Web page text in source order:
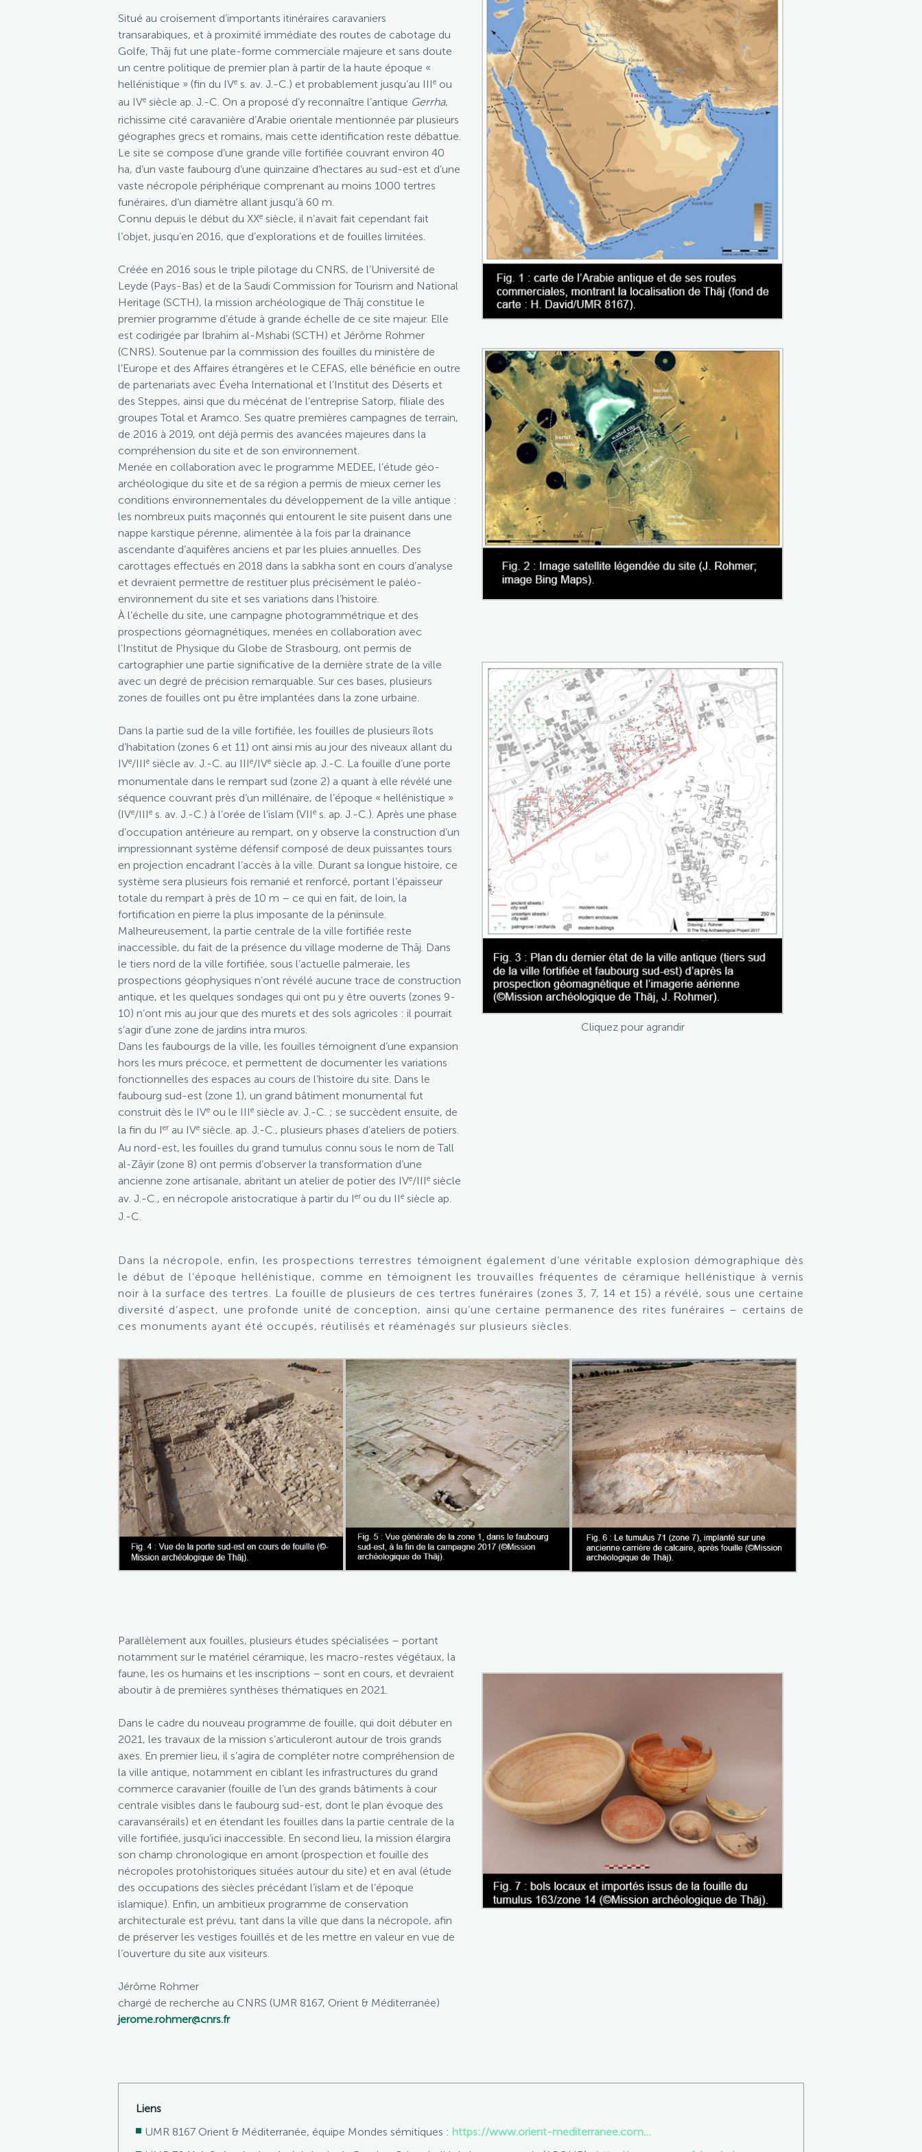
Situé au croisement d’importants itinéraires caravaniers
transarabiques, et à proximité immédiate des routes de cabotage du
Golfe, Thāj fut une plate-forme commerciale majeure et sans doute
un centre politique de premier plan à partir de la haute époque «
hellénistique » (fin du IVe s. av. J.-C.) et probablement jusqu’au IIIe ou
au IVe siècle ap. J.-C. On a proposé d’y reconnaître l’antique Gerrha,
richissime cité caravanière d’Arabie orientale mentionnée par plusieurs
géographes grecs et romains, mais cette identification reste débattue.
Le site se compose d’une grande ville fortifiée couvrant environ 40
ha, d’un vaste faubourg d’une quinzaine d’hectares au sud-est et d’une
vaste nécropole périphérique comprenant au moins 1000 tertres
funéraires, d’un diamètre allant jusqu’à 60 m.
Connu depuis le début du XXe siècle, il n’avait fait cependant fait
l’objet, jusqu’en 2016, que d’explorations et de fouilles limitées.
Créée en 2016 sous le triple pilotage du CNRS, de l’Université de
Leyde (Pays-Bas) et de la Saudi Commission for Tourism and National
Heritage (SCTH), la mission archéologique de Thāj constitue le
premier programme d’étude à grande échelle de ce site majeur. Elle
est codirigée par Ibrahim al-Mshabi (SCTH) et Jérôme Rohmer
(CNRS). Soutenue par la commission des fouilles du ministère de
l’Europe et des Affaires étrangères et le CEFAS, elle bénéficie en outre
de partenariats avec Éveha International et l’Institut des Déserts et
des Steppes, ainsi que du mécénat de l’entreprise Satorp, filiale des
groupes Total et Aramco. Ses quatre premières campagnes de terrain,
de 2016 à 2019, ont déjà permis des avancées majeures dans la
compréhension du site et de son environnement.
Menée en collaboration avec le programme MEDEE, l’étude géo-
archéologique du site et de sa région a permis de mieux cerner les
conditions environnementales du développement de la ville antique :
les nombreux puits maçonnés qui entourent le site puisent dans une
nappe karstique pérenne, alimentée à la fois par la drainance
ascendante d’aquifères anciens et par les pluies annuelles. Des
carottages effectués en 2018 dans la sabkha sont en cours d’analyse
et devraient permettre de restituer plus précisément le paléo-
environnement du site et ses variations dans l’histoire.
À l’échelle du site, une campagne photogrammétrique et des
prospections géomagnétiques, menées en collaboration avec
l’Institut de Physique du Globe de Strasbourg, ont permis de
cartographier une partie significative de la dernière strate de la ville
avec un degré de précision remarquable. Sur ces bases, plusieurs
zones de fouilles ont pu être implantées dans la zone urbaine.
Dans la partie sud de la ville fortifiée, les fouilles de plusieurs îlots
d’habitation (zones 6 et 11) ont ainsi mis au jour des niveaux allant du
IVe/IIIe siècle av. J.-C. au IIIe/IVe siècle ap. J.-C. La fouille d’une porte
monumentale dans le rempart sud (zone 2) a quant à elle révélé une
séquence couvrant près d’un millénaire, de l’époque « hellénistique »
(IVe/IIIe s. av. J.-C.) à l’orée de l’islam (VIIe s. ap. J.-C.). Après une phase
d’occupation antérieure au rempart, on y observe la construction d’un
impressionnant système défensif composé de deux puissantes tours
en projection encadrant l’accès à la ville. Durant sa longue histoire, ce
système sera plusieurs fois remanié et renforcé, portant l’épaisseur
totale du rempart à près de 10 m – ce qui en fait, de loin, la
fortification en pierre la plus imposante de la péninsule.
Malheureusement, la partie centrale de la ville fortifiée reste
inaccessible, du fait de la présence du village moderne de Thāj. Dans
le tiers nord de la ville fortifiée, sous l’actuelle palmeraie, les
prospections géophysiques n’ont révélé aucune trace de construction
antique, et les quelques sondages qui ont pu y être ouverts (zones 9-
10) n’ont mis au jour que des murets et des sols agricoles : il pourrait
s’agir d’une zone de jardins intra muros.
Dans les faubourgs de la ville, les fouilles témoignent d’une expansion
hors les murs précoce, et permettent de documenter les variations
fonctionnelles des espaces au cours de l’histoire du site. Dans le
faubourg sud-est (zone 1), un grand bâtiment monumental fut
construit dès le IVe ou le IIIe siècle av. J.-C. ; se succèdent ensuite, de
la fin du Ier au IVe siècle. ap. J.-C., plusieurs phases d’ateliers de potiers.
Au nord-est, les fouilles du grand tumulus connu sous le nom de Tall
al-Zāyir (zone 8) ont permis d’observer la transformation d’une
ancienne zone artisanale, abritant un atelier de potier des IVe/IIIe siècle
av. J.-C., en nécropole aristocratique à partir du Ier ou du IIe siècle ap.
J.-C.
Cliquez pour agrandir
Dans la nécropole, enfin, les prospections terrestres témoignent également d’une véritable explosion démographique dès
le début de l’époque hellénistique, comme en témoignent les trouvailles fréquentes de céramique hellénistique à vernis
noir à la surface des tertres. La fouille de plusieurs de ces tertres funéraires (zones 3, 7, 14 et 15) a révélé, sous une certaine
diversité d’aspect, une profonde unité de conception, ainsi qu’une certaine permanence des rites funéraires – certains de
ces monuments ayant été occupés, réutilisés et réaménagés sur plusieurs siècles.
Parallèlement aux fouilles, plusieurs études spécialisées – portant
notamment sur le matériel céramique, les macro-restes végétaux, la
faune, les os humains et les inscriptions – sont en cours, et devraient
aboutir à de premières synthèses thématiques en 2021.
Dans le cadre du nouveau programme de fouille, qui doit débuter en
2021, les travaux de la mission s’articuleront autour de trois grands
axes. En premier lieu, il s’agira de compléter notre compréhension de
la ville antique, notamment en ciblant les infrastructures du grand
commerce caravanier (fouille de l’un des grands bâtiments à cour
centrale visibles dans le faubourg sud-est, dont le plan évoque des
caravansérails) et en étendant les fouilles dans la partie centrale de la
ville fortifiée, jusqu’ici inaccessible. En second lieu, la mission élargira
son champ chronologique en amont (prospection et fouille des
nécropoles protohistoriques situées autour du site) et en aval (étude
des occupations des siècles précédant l’islam et de l’époque
islamique). Enfin, un ambitieux programme de conservation
architecturale est prévu, tant dans la ville que dans la nécropole, afin
de préserver les vestiges fouillés et de les mettre en valeur en vue de
l’ouverture du site aux visiteurs.
Jérôme Rohmer
chargé de recherche au CNRS (UMR 8167, Orient & Méditerranée)
jerome.rohmer@cnrs.fr
Liens
UMR 8167 Orient & Méditerranée, équipe Mondes sémitiques : https://www.orient-mediterranee.com…